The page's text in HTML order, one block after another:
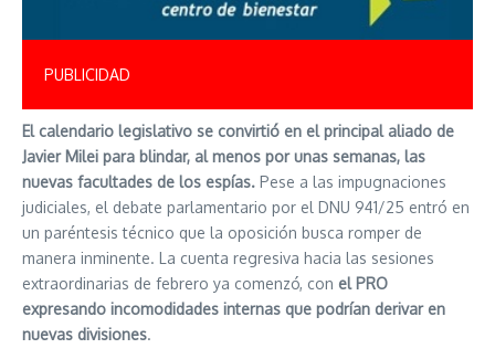
PUBLICIDAD
El calendario legislativo se convirtió en el principal aliado de
Javier Milei para blindar, al menos por unas semanas, las
nuevas facultades de los espías. Pese a las impugnaciones
judiciales, el debate parlamentario por el DNU 941/25 entró en
un paréntesis técnico que la oposición busca romper de
manera inminente. La cuenta regresiva hacia las sesiones
extraordinarias de febrero ya comenzó, con el PRO
expresando incomodidades internas que podrían derivar en
nuevas divisiones.